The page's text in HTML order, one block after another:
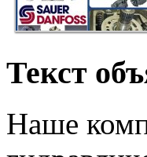
Текст
Наше